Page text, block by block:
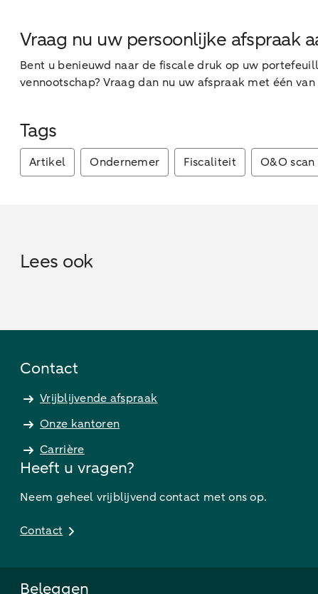
Vraag nu uw persoonlijke afspraak
Bent u benieuwd naar de fiscale druk op uw
vennootschap? Vraag dan nu uw afspraak met één
Tags
Artikel Ondernemer Fiscaliteit O&O scan
Lees ook
Contact
Vrijblijvende afspraak
Onze kantoren
Carrière
Heeft u vragen?
Neem geheel vrijblijvend contact met ons op.
Contact
Beleggen